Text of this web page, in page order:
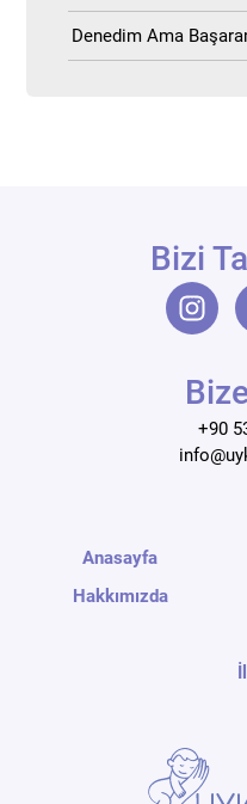
Denedim Ama
Bizi
+90
Anasayfa
Hakkımızda